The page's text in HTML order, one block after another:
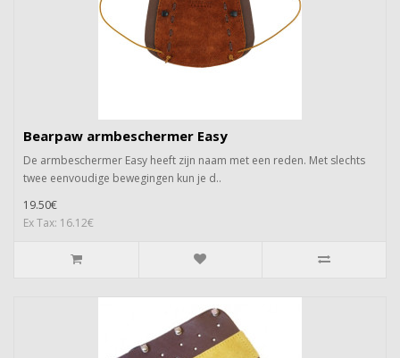
Bearpaw armbeschermer Easy
De armbeschermer Easy heeft zijn naam met een reden. Met slechts
twee eenvoudige bewegingen kun je d..
19.50€
Ex Tax: 16.12€